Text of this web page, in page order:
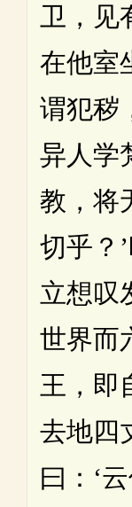
卫，见
在他室
谓犯秽
异人学
教，将
切乎？
立想叹
世界而
王，即
去地四
曰：‘